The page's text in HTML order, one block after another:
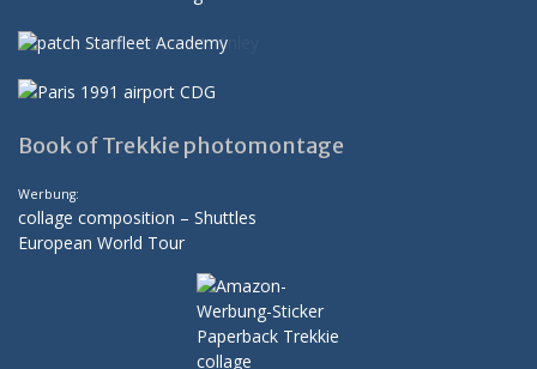
Book of Trekkie photomontage
Werbung:
collage composition – Shuttles
European World Tour